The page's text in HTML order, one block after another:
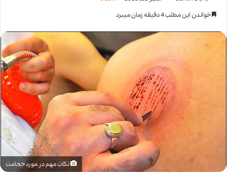
خواندن این مطلب 4 دقیقه زمان میبرد
نکات مهم در مورد حجامت